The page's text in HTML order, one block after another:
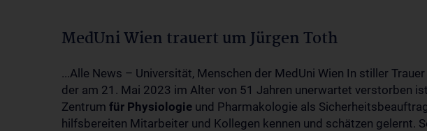
MedUni Wien trauert um Jürgen Toth
...Alle News – Universität, Menschen der MedUni Wien In stiller
der am 21. Mai 2023 im Alter von 51 Jahren unerwartet verstorben
Zentrum für Physiologie und Pharmakologie als
hilfsbereiten Mitarbeiter und Kollegen kennen und schätzen gelernt.